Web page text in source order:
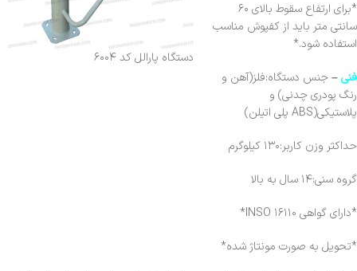
دستگاه پارالل کد ۶۰۰۴
*برای ارتفاع سقوط بالای ۶۰
سانتی متر باید از کفپوش مناسب
استفاده شود.*
فنی–جنس دستگاه:فلز(آهن و
رنگ پودری چدنی) و
پلاستیکی(ABS پلی اتیلن)
حداکثر وزن کاربر:۱۳۰ کیلوگرم
گروه سنی:۱۴ سال به بالا
*دارای گواهی ۱۶۱۱۰ INSO*
*تحویل به صورت مونتاژ شده*